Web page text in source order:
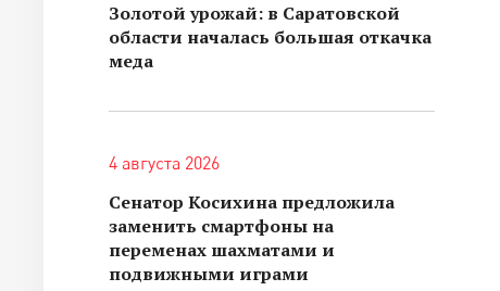
Золотой урожай: в Саратовской
области началась большая откачка
меда
4 августа 2026
Сенатор Косихина предложила
заменить смартфоны на
переменах шахматами и
подвижными играми